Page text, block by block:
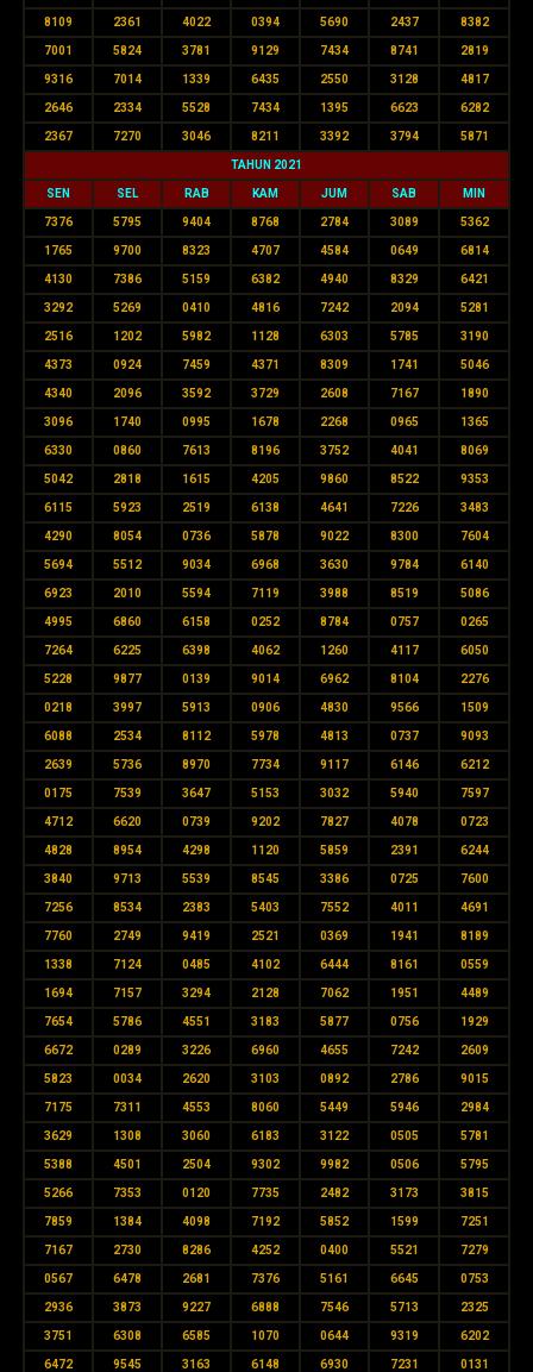
8109 2361 4022 0394 5690 2437 8382
7001 5824 3781 9129 7434 8741 2819
9316 7014 1339 6435 2550 3128 4817
2646 2334 5528 7434 1395 6623 6282
2367 7270 3046 8211 3392 3794 5871
TAHUN 2021
SEN SEL RAB KAM JUM SAB MIN
7376 5795 9404 8768 2784 3089 5362
1765 9700 8323 4707 4584 0649 6814
4130 7386 5159 6382 4940 8329 6421
3292 5269 0410 4816 7242 2094 5281
2516 1202 5982 1128 6303 5785 3190
4373 0924 7459 4371 8309 1741 5046
4340 2096 3592 3729 2608 7167 1890
3096 1740 0995 1678 2268 0965 1365
6330 0860 7613 8196 3752 4041 8069
5042 2818 1615 4205 9860 8522 9353
6115 5923 2519 6138 4641 7226 3483
4290 8054 0736 5878 9022 8300 7604
5694 5512 9034 6968 3630 9784 6140
6923 2010 5594 7119 3988 8519 5086
4995 6860 6158 0252 8784 0757 0265
7264 6225 6398 4062 1260 4117 6050
5228 9877 0139 9014 6962 8104 2276
0218 3997 5913 0906 4830 9566 1509
6088 2534 8112 5978 4813 0737 9093
2639 5736 8970 7734 9117 6146 6212
0175 7539 3647 5153 3032 5940 7597
4712 6620 0739 9202 7827 4078 0723
4828 8954 4298 1120 5859 2391 6244
3840 9713 5539 8545 3386 0725 7600
7256 8534 2383 5403 7552 4011 4691
7760 2749 9419 2521 0369 1941 8189
1338 7124 0485 4102 6444 8161 0559
1694 7157 3294 2128 7062 1951 4489
7654 5786 4551 3183 5877 0756 1929
6672 0289 3226 6960 4655 7242 2609
5823 0034 2620 3103 0892 2786 9015
7175 7311 4553 8060 5449 5946 2984
3629 1308 3060 6183 3122 0505 5781
5388 4501 2504 9302 9982 0506 5795
5266 7353 0120 7735 2482 3173 3815
7859 1384 4098 7192 5852 1599 7251
7167 2730 8286 4252 0400 5521 7279
0567 6478 2681 7376 5161 6645 0753
2936 3873 9227 6888 7546 5713 2325
3751 6308 6585 1070 0644 9319 6202
6472 9545 3163 6148 6930 7231 0131